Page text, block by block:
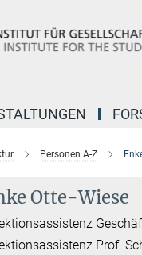
Personen A-Z
Otte-Wiese
Prof.